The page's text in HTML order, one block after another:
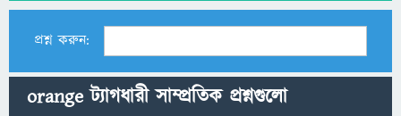
প্রশ্ন করুন:
orange ট্যাগধারী সাম্প্রতিক প্রশ্নগুলো